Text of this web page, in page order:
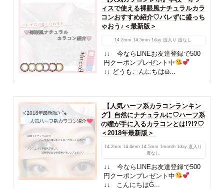
ィスで使える裸眼風ナチュラルカラ
コンおすすめ紹介♡バレずに盛っち
ゃおう♪＜最新版＞
14.2mm 14.5mm 1day 度入り 度なし
↓↓ 今ならLINEお友達登録で500
円クーポンプレゼント中
↓↓ どうもこんにちはὠ...
【人気ハーフ系カラコンランキン
グ】自然にナチュラルに♡ハーフ系
の瞳が手に入るカラコンとは!?!?♡
＜2018年最新版＞
14.2mm 14.4mm 14.5mm 1month 1day 度入り
度なし
↓↓ 今ならLINEお友達登録で500
円クーポンプレゼント中
↓↓ こんにちはǴ...